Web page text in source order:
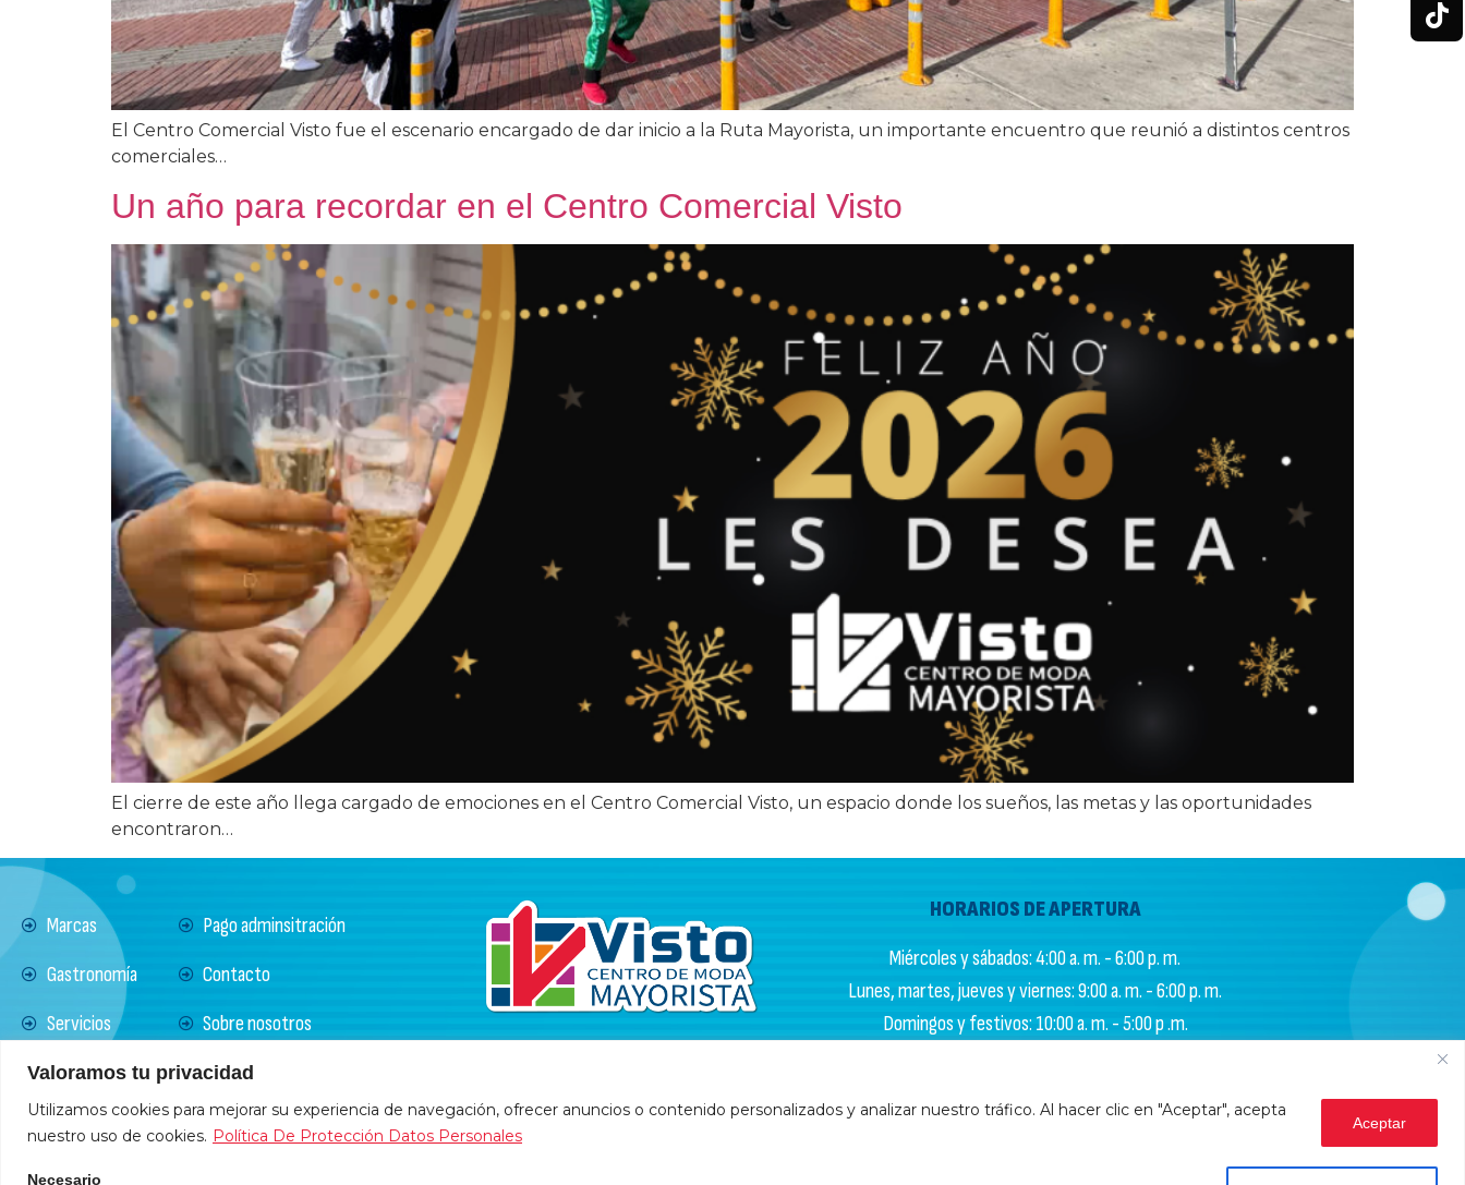
Valoramos tu privacidad
Utilizamos cookies para mejorar su experiencia de navegación, ofrecer anuncios o contenido personalizados y analizar nuestro tráfico. Al hacer clic en "Aceptar", acepta
nuestro uso de cookies. Política De Protección Datos Personales
Aceptar
Necesario
El Centro Comercial Visto fue el escenario encargado de dar inicio a la Ruta Mayorista, un importante encuentro que reunió a distintos centros
comerciales…
Un año para recordar en el Centro Comercial Visto
El cierre de este año llega cargado de emociones en el Centro Comercial Visto, un espacio donde los sueños, las metas y las oportunidades
encontraron…
Marcas
Gastronomía
Servicios
Noticias
Pago adminsitración
Contacto
Sobre nosotros
Política de Protección
Tratamiento Datos
PQR:3102133050
HORARIOS DE APERTURA
Miércoles y sábados: 4:00 a. m. - 6:00 p. m.
Lunes, martes, jueves y viernes: 9:00 a. m. - 6:00 p. m.
Domingos y festivos: 10:00 a. m. - 5:00 p .m.
Lunes a viernes: 9:00 a.m. - 6:00 p.m.
Atención en línea